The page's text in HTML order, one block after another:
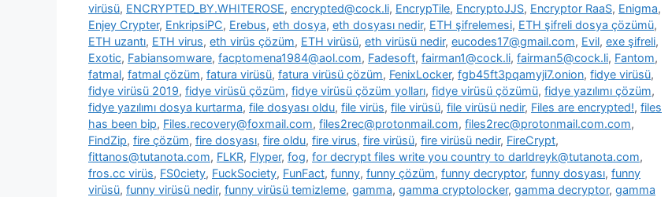
virüsü, ENCRYPTED_BY.WHITEROSE, encrypted@cock.li, EncrypTile, EncryptoJJS, Encryptor RaaS, Enigma,
Enjey Crypter, EnkripsiPC, Erebus, eth dosya, eth dosyası nedir, ETH şifrelemesi, ETH şifreli dosya çözümü,
ETH uzantı, ETH virus, eth virüs çözüm, ETH virüsü, eth virüsü nedir, eucodes17@gmail.com, Evil, exe şifreli,
Exotic, Fabiansomware, facptomena1984@aol.com, Fadesoft, fairman1@cock.li, fairman5@cock.li, Fantom,
fatmal, fatmal çözüm, fatura virüsü, fatura virüsü çözüm, FenixLocker, fgb45ft3pqamyji7.onion, fidye virüsü,
fidye virüsü 2019, fidye virüsü çözüm, fidye virüsü çözüm yolları, fidye virüsü çözümü, fidye yazılımı çözüm,
fidye yazılımı dosya kurtarma, file dosyası oldu, file virüs, file virüsü, file virüsü nedir, Files are encrypted!, files
has been bip, Files.recovery@foxmail.com, files2rec@protonmail.com, files2rec@protonmail.com.com,
FindZip, fire çözüm, fire dosyası, fire oldu, fire virus, fire virüsü, fire virüsü nedir, FireCrypt,
fittanos@tutanota.com, FLKR, Flyper, fog, for decrypt files write you country to darldreyk@tutanota.com,
fros.cc virüs, FS0ciety, FuckSociety, FunFact, funny, funny çözüm, funny decryptor, funny dosyası, funny
virüsü, funny virüsü nedir, funny virüsü temizleme, gamma, gamma cryptolocker, gamma decryptor, gamma